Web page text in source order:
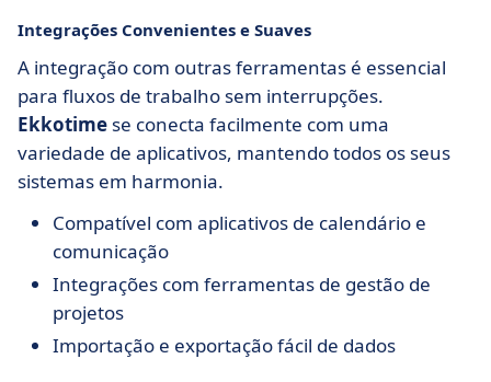
Integrações Convenientes e Suaves
A integração com outras ferramentas é essencial
para fluxos de trabalho sem interrupções.
Ekkotime se conecta facilmente com uma
variedade de aplicativos, mantendo todos os seus
sistemas em harmonia.
Compatível com aplicativos de calendário e
comunicação
Integrações com ferramentas de gestão de
projetos
Importação e exportação fácil de dados